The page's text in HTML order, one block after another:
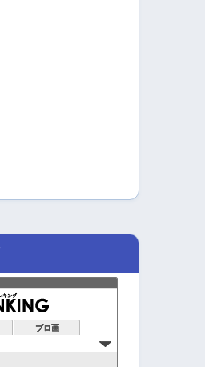
ブロ画